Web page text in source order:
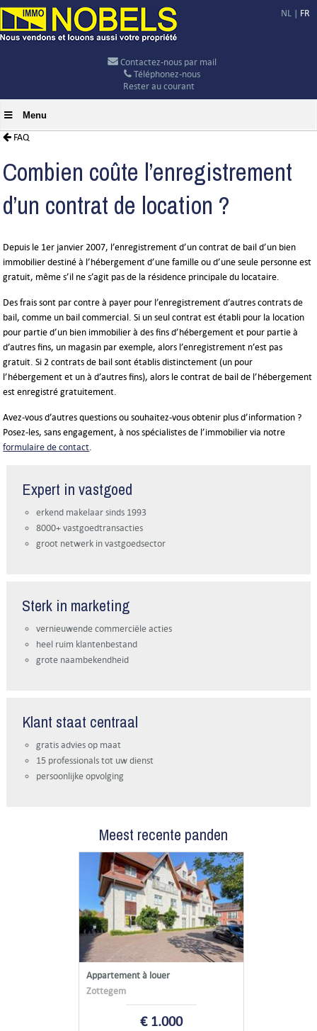
NL | FR
Contactez-nous par mail
Téléphonez-nous
Rester au courant
Menu
FAQ
Combien coûte l’enregistrement
d’un contrat de location ?
Depuis le 1er janvier 2007, l’enregistrement d’un contrat de bail d’un bien
immobilier destiné à l’hébergement d’une famille ou d’une seule personne est
gratuit, même s’il ne s’agit pas de la résidence principale du locataire.
Des frais sont par contre à payer pour l’enregistrement d’autres contrats de
bail, comme un bail commercial. Si un seul contrat est établi pour la location
pour partie d’un bien immobilier à des fins d’hébergement et pour partie à
d’autres fins, un magasin par exemple, alors l’enregistrement n’est pas
gratuit. Si 2 contrats de bail sont établis distinctement (un pour
l’hébergement et un à d’autres fins), alors le contrat de bail de l’hébergement
est enregistré gratuitement.
Avez-vous d’autres questions ou souhaitez-vous obtenir plus d’information ?
Posez-les, sans engagement, à nos spécialistes de l’immobilier via notre
formulaire de contact.
Expert in vastgoed
erkend makelaar sinds 1993
8000+ vastgoedtransacties
groot netwerk in vastgoedsector
Sterk in marketing
vernieuwende commerciële acties
heel ruim klantenbestand
grote naambekendheid
Klant staat centraal
gratis advies op maat
15 professionals tot uw dienst
persoonlijke opvolging
Meest recente panden
Appartement à louer
Zottegem
€ 1.000